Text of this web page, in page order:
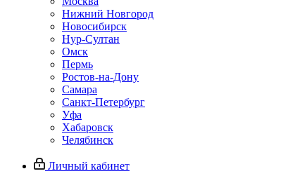
Нижний Новгород
Новосибирск
Нур-Султан
Омск
Пермь
Ростов-на-Дону
Самара
Санкт-Петербург
Уфа
Хабаровск
Челябинск
Личный кабинет